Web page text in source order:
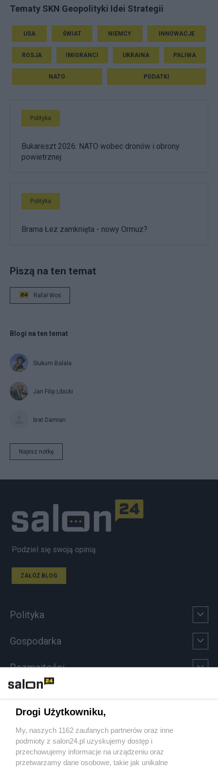
Tematy SKN Geopolityki Idei Strategii
USA ŚWIAT NIEMCY INNOWACJE
ROSJA IMIGRANCI UKRAINA PALIWA
NATO PODATKI
Polityka
Bukareszt 2026: NATO wobec dronów i obrony
powietrznej
Polityka
Brama Łez zamknięta - nowy Ormuz?
Piszą na ten temat
Rafał Woś
Blogi na ten temat
Siukum Balala
Jan Filip Libicki
brat Damian
Napisz notkę
Podziel się swoją opinią
ZAŁÓŻ BLOG
Polityka
Gospodarka
Rozmaitości
Sport
Społeczeństwo
Drogi Użytkowniku,
My, naszych 1162 zaufanych partnerów oraz inne
podmioty z salon24.pl uzyskujemy dostęp i
przechowujemy informacje na urządzeniu oraz
przetwarzamy dane osobowe, takie jak unikalne